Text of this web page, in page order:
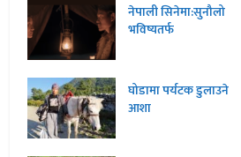
नेपाली सिनेमा:सुनौलो
भविष्यतर्फ
घोडामा पर्यटक डुलाउने
आशा